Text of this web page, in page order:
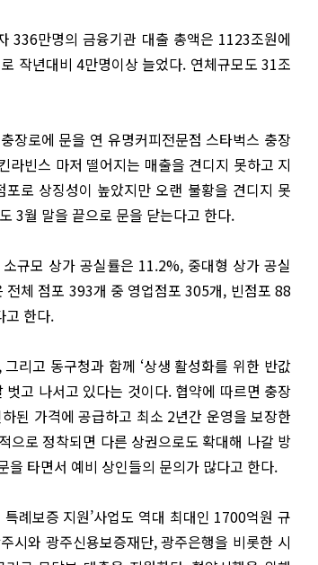
336만명의 금융기관 대출 총액은 1123조원에
작년대비 4만명이상 늘었다. 연체규모도 31조
장로에 문을 연 유명커피전문점 스타벅스 충장
빈스 마저 떨어지는 매출을 견디지 못하고 지
로 상징성이 높았지만 오랜 불황을 견디지 못
3월 말을 끝으로 문을 닫는다고 한다.
규모 상가 공실률은 11.2%, 중대형 상가 공실
전체 점포 393개 중 영업점포 305개, 빈점포 88
고 한다.
리고 동구청과 함께 ‘상생 활성화를 위한 반값
고 나서고 있다는 것이다. 협약에 따르면 충장
된 가격에 공급하고 최소 2년간 운영을 보장한
으로 정착되면 다른 상권으로도 확대해 나갈 방
을 타면서 예비 상인들의 문의가 많다고 한다.
례보증 지원’사업도 역대 최대인 1700억원 규
시와 광주신용보증재단, 광주은행을 비롯한 시